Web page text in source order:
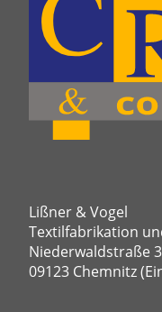
Lißner & Vogel
Textilfabrikation
Niederwaldstraße 3
09123 Chemnitz